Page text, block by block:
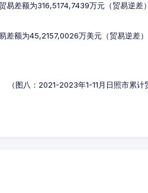
易差额为316,5174,7439万元（贸易逆
差额为45,2157,0026万美元（贸易逆差
（图八：2021-2023年1-11月日照市累计